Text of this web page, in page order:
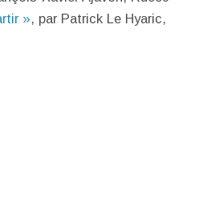
», par Patrick Le Hyaric,